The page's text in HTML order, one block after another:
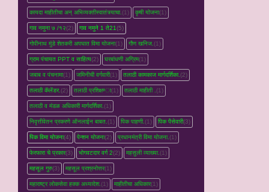
कायदा माहीतीचा अन् अभिव्यक्तीस्वातंत्र्याचा.(1) कृषी योजना(1)
गाव नमुना ७ /१२(2) गाव नमुने 1 ते21(5)
गोपीनाथ मुंडे शेतकरी अपघात विमा योजना(1) गौण खनिज.(1)
ग्राम पंचायत PPT व साहित्य(2) घरबांधणी अग्रिम(1)
जबाब व पंचनामा(1) जमिनीची वर्गवारी(1) तलाठी कामकाज मार्गदर्शिका.(2)
तलाठी कॅलेंडर.(2) तलाठी प्रशिक्षण्‍ा(1) तलाठी माहीती .(1)
तलाठी व मंडळ अधिकारी मार्गदर्शिका.(1)
निवृत्तीवेतन प्रकरणे ऑनलाईन बाबत.(1) पिक पाहणी.(1) पिक पैसेवारी(3)
पिक विमा योजना(4) पेन्शन योजना(2) प्रधानमंत्री विमा योजना.(1)
फेरफारा चे प्रकार(3) भोगवटदार वर्ग 2(2) महसुली व्‍याख्‍या.(1)
महसूल गुरु(3) महसूल प्रश्रनोत्तर(1)
महाराष्ट्र लोकसेवा हक्क अध्यादेश.(1) माहीतीचा अधिकार(1)